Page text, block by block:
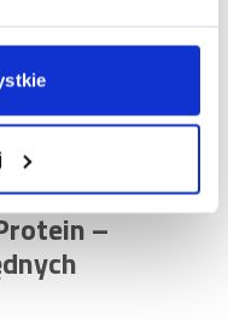
poziom
nerek i całego
takiej
nawet dla
–